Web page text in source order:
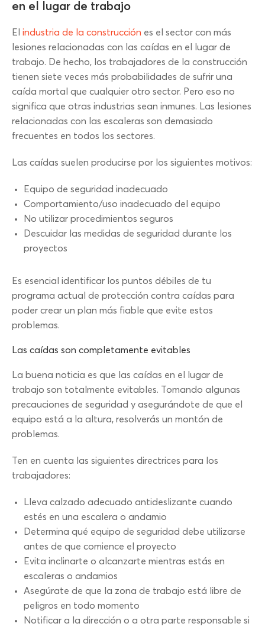
en el lugar de trabajo
El industria de la construcción es el sector con más
lesiones relacionadas con las caídas en el lugar de
trabajo. De hecho, los trabajadores de la construcción
tienen siete veces más probabilidades de sufrir una
caída mortal que cualquier otro sector. Pero eso no
significa que otras industrias sean inmunes. Las lesiones
relacionadas con las escaleras son demasiado
frecuentes en todos los sectores.
Las caídas suelen producirse por los siguientes motivos:
Equipo de seguridad inadecuado
Comportamiento/uso inadecuado del equipo
No utilizar procedimientos seguros
Descuidar las medidas de seguridad durante los
proyectos
Es esencial identificar los puntos débiles de tu
programa actual de protección contra caídas para
poder crear un plan más fiable que evite estos
problemas.
Las caídas son completamente evitables
La buena noticia es que las caídas en el lugar de
trabajo son totalmente evitables. Tomando algunas
precauciones de seguridad y asegurándote de que el
equipo está a la altura, resolverás un montón de
problemas.
Ten en cuenta las siguientes directrices para los
trabajadores:
Lleva calzado adecuado antideslizante cuando
estés en una escalera o andamio
Determina qué equipo de seguridad debe utilizarse
antes de que comience el proyecto
Evita inclinarte o alcanzarte mientras estás en
escaleras o andamios
Asegúrate de que la zona de trabajo está libre de
peligros en todo momento
Notificar a la dirección o a otra parte responsable si